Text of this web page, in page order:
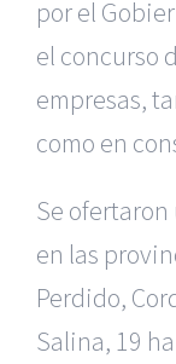
por el
el concurso
empresas,
como en
Se
en las
Perdido,
Salina, 19
| Reclamación